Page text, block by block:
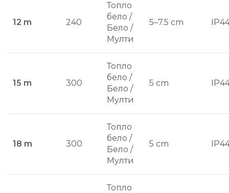
12 m 240
Топло
бело /
Бело /
Мулти
5–7.5 cm
15 m 300
Топло
бело /
Бело /
Мулти
5 cm
18 m 300
Топло
бело /
Бело /
Мулти
5 cm
Топло